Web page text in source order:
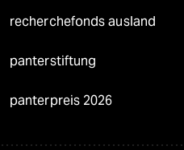
recherchefonds ausland
panterstiftung
panterpreis 2026